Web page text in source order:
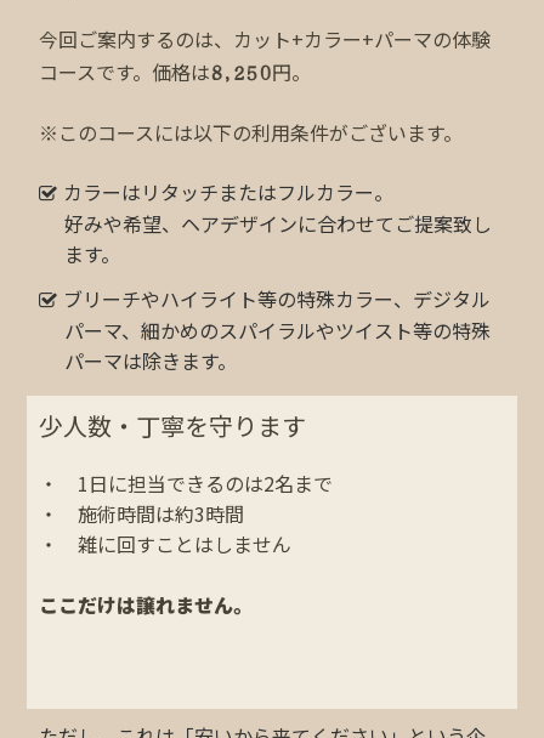
今回ご案内するのは、カット+カラー+パーマの体験
コースです。価格は8,250円。
※このコースには以下の利用条件がございます。
カラーはリタッチまたはフルカラー。
好みや希望、ヘアデザインに合わせてご提案致し
ます。
ブリーチやハイライト等の特殊カラー、デジタル
パーマ、細かめのスパイラルやツイスト等の特殊
パーマは除きます。
少人数・丁寧を守ります
・ 1日に担当できるのは2名まで
・ 施術時間は約3時間
・ 雑に回すことはしません
ここだけは譲れません。